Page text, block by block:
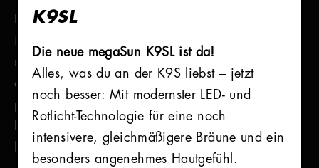
K9SL
Die neue megaSun K9SL ist da!
Alles, was du an der K9S liebst – jetzt
noch besser: Mit modernster LED- und
Rotlicht-Technologie für eine noch
intensivere, gleichmäßigere Bräune und ein
besonders angenehmes Hautgefühl.
In der nachfolgenden Datenschutzerklärung
informieren wir Sie, wie wir auf unserer Website
mit Ihren personenbezogenen Daten bei Nutzung
dieser umgehen. Daten sind dann
personenbezogen, wenn sie eindeutig einer
bestimmten natürlichen Person zugeordnet werden
können.